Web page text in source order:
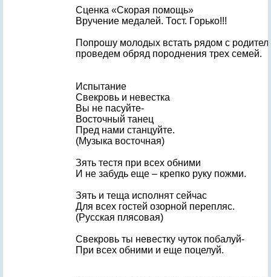
Сценка «Скорая помощь»
Вручение медалей. Тост. Горько!!!
Попрошу молодых встать рядом с
проведем обряд породнения трех семей.
Испытание
Свекровь и невестка
Вы не пасуйте-
Восточный танец
Пред нами станцуйте.
(Музыка восточная)
Зять тестя при всех обними
И не забудь еще – крепко руку пожми.
Зять и теща исполнят сейчас
Для всех гостей озорной перепляс.
(Русская плясовая)
Свекровь ты невестку чуток побалуй-
При всех обними и еще поцелуй.